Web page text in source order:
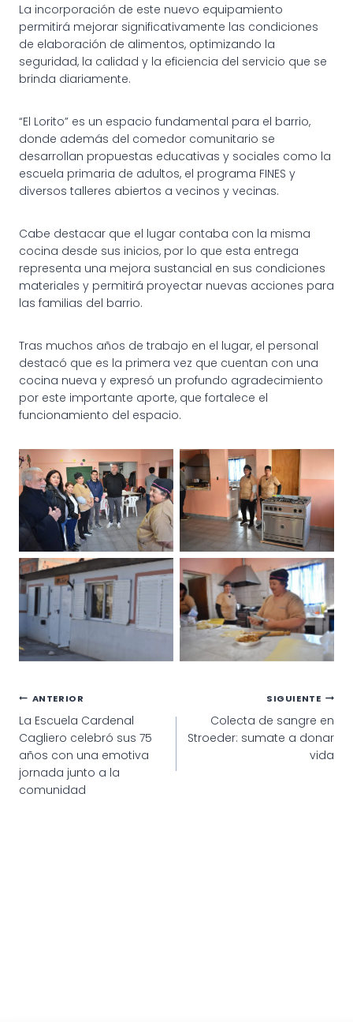
La incorporación de este nuevo equipamiento
permitirá mejorar significativamente las condiciones
de elaboración de alimentos, optimizando la
seguridad, la calidad y la eficiencia del servicio que se
brinda diariamente.
“El Lorito” es un espacio fundamental para el barrio,
donde además del comedor comunitario se
desarrollan propuestas educativas y sociales como la
escuela primaria de adultos, el programa FINES y
diversos talleres abiertos a vecinos y vecinas.
Cabe destacar que el lugar contaba con la misma
cocina desde sus inicios, por lo que esta entrega
representa una mejora sustancial en sus condiciones
materiales y permitirá proyectar nuevas acciones para
las familias del barrio.
Tras muchos años de trabajo en el lugar, el personal
destacó que es la primera vez que cuentan con una
cocina nueva y expresó un profundo agradecimiento
por este importante aporte, que fortalece el
funcionamiento del espacio.
Navegación
de
entradas
ANTERIOR
La Escuela Cardenal
Cagliero celebró sus 75
años con una emotiva
jornada junto a la
comunidad
SIGUIENTE
Colecta de sangre en
Stroeder: sumate a donar
vida